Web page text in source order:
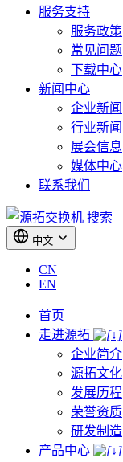
服务支持
服务政策
常见问题
下载中心
新闻中心
企业新闻
行业新闻
展会信息
媒体中心
联系我们
搜索
中文
CN
EN
首页
走进源拓
企业简介
源拓文化
发展历程
荣誉资质
研发制造
产品中心